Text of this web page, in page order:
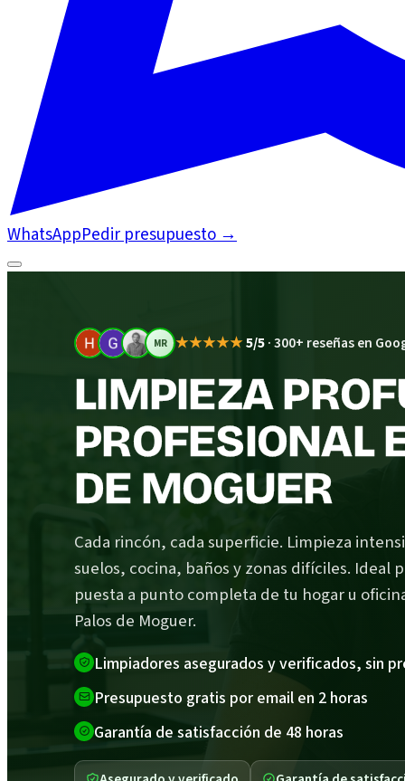
WhatsAppPedir presupuesto→
MR ★★★★★5/5·300+ reseñas en
LIMPIEZA
PROFESIONAL
DE MOGUER
Cada rincón, cada superficie. Limpieza
suelos, cocina, baños y zonas difíciles. Ideal
puesta a punto completa de tu hogar u
Palos de Moguer.
Limpiadores asegurados y verificados, sin
Presupuesto gratis por email en 2 horas
Garantía de satisfacción de 48 horas